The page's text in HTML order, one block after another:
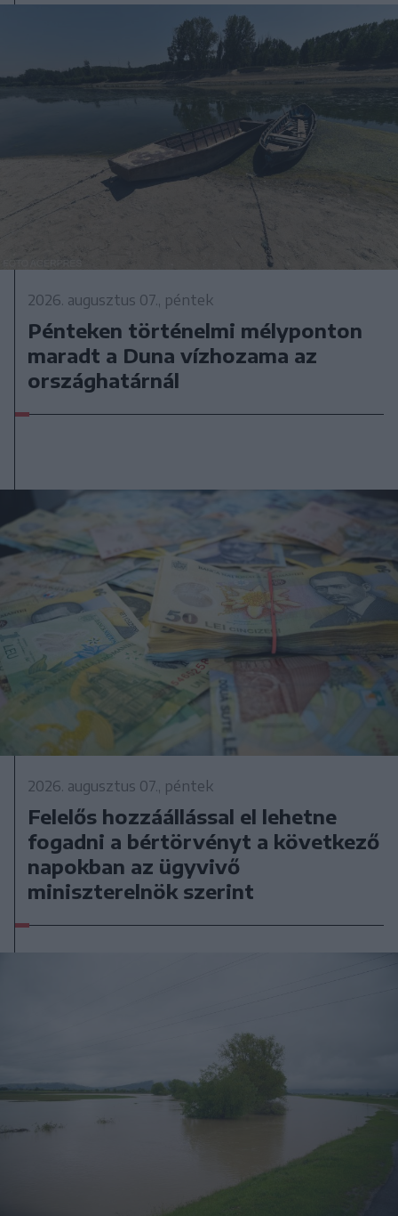
2026. augusztus 07., péntek
Pénteken történelmi mélyponton
maradt a Duna vízhozama az
országhatárnál
2026. augusztus 07., péntek
Felelős hozzáállással el lehetne
fogadni a bértörvényt a következő
napokban az ügyvivő
miniszterelnök szerint